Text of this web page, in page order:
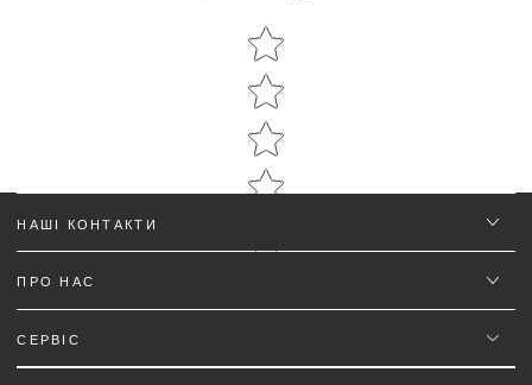
Star rating
Ім'я *
Star rating
НАШІ КОНТАКТИ
ПРО НАС
СЕРВІС